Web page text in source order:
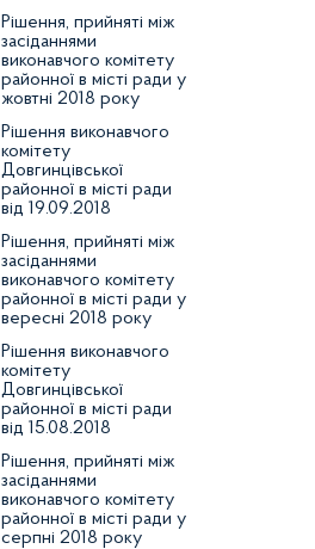
Рішення, прийняті між
засіданнями
виконавчого комітету
районної в місті ради у
жовтні 2018 року
Рішення виконавчого
комітету
Довгинцівської
районної в місті ради
від 19.09.2018
Рішення, прийняті між
засіданнями
виконавчого комітету
районної в місті ради у
вересні 2018 року
Рішення виконавчого
комітету
Довгинцівської
районної в місті ради
від 15.08.2018
Рішення, прийняті між
засіданнями
виконавчого комітету
районної в місті ради у
серпні 2018 року